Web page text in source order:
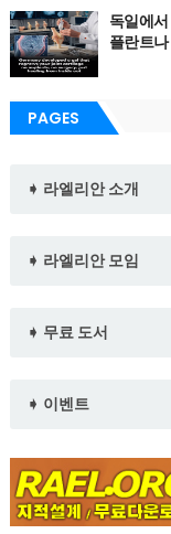
독일에
플란트
PAGES
➧ 라엘리안 소개
➧ 라엘리안 모임
➧ 무료 도서
➧ 이벤트